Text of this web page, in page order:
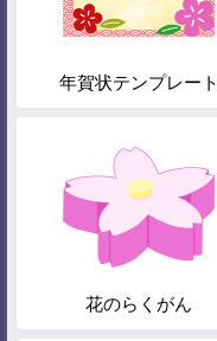
年賀状テンプレート
花のらくがん